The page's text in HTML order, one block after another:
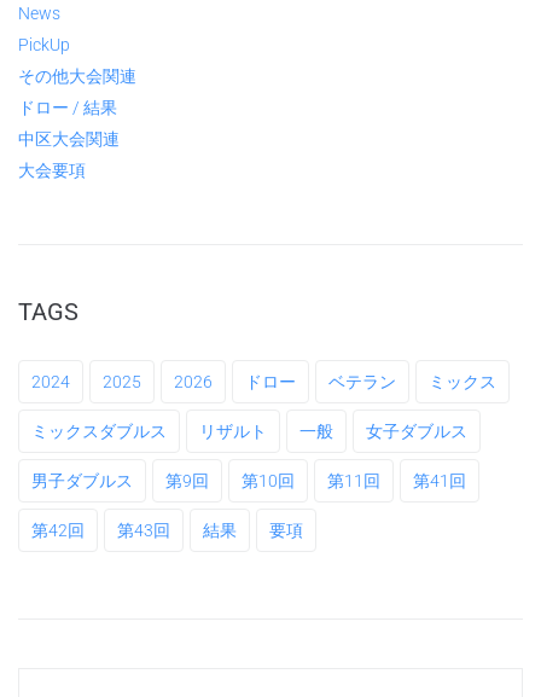
News
PickUp
その他大会関連
ドロー / 結果
中区大会関連
大会要項
TAGS
2024 2025 2026 ドロー ベテラン ミックス
ミックスダブルス リザルト 一般 女子ダブルス
男子ダブルス 第9回 第10回 第11回 第41回
第42回 第43回 結果 要項